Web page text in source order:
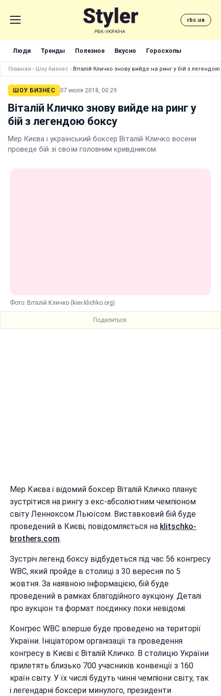
rbc.ua
Люди Тренды Полезное Вкусно Гороскопы
Главная › Шоу бизнес › Віталій Кличко знову вийде на ринг у бій з
ШОУ БИЗНЕС 07 июля 2018, 00:29
Віталій Кличко знову вийде на ринг у
бій з легендою боксу
Мер Києва і український боксер Віталій Кличко восени
проведе бій зі своїм головним кривдником
Фото: Віталій Кличко (kiev.klichko.org)
Поделиться:
Мер Києва і відомий боксер Віталій Кличко планує
зустрітися на рингу з екс-абсолютним чемпіоном
світу Ленноксом Льюїсом. Виставковий бій буде
проведений в Києві, повідомляється на klitschko-
brothers.com.
Зустріч легенд боксу відбудеться під час 56 конгресу
WBC, який пройде в столиці з 30 вересня по 5
жовтня. За наявною інформацією, бій буде
проведений в рамках благодійного аукціону. Деталі
про аукціон та формат поєдинку поки невідомі.
Конгрес WBC вперше буде проведено на території
України. Ініціатором організації та проведення
конгресу в Києві є Віталій Кличко. В столицю України
прилетять близько 700 учасників конвенції з 160
країн світу. У їх числі будуть чинні чемпіони світу, так
і легендарні боксери минулого, президенти